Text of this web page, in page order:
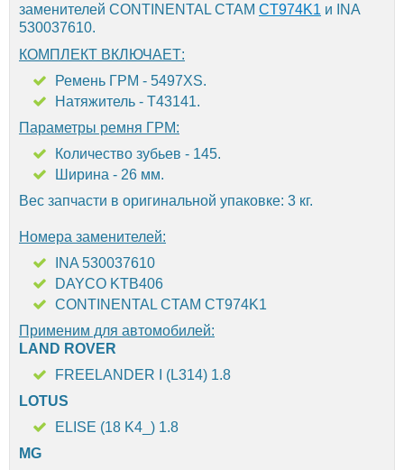
заменителей CONTINENTAL CTAM CT974K1 и INA
530037610.
КОМПЛЕКТ ВКЛЮЧАЕТ:
Ремень ГРМ - 5497XS.
Натяжитель - T43141.
Параметры ремня ГРМ:
Количество зубьев - 145.
Ширина - 26 мм.
Вес запчасти в оригинальной упаковке: 3 кг.
Номера заменителей:
INA 530037610
DAYCO KTB406
CONTINENTAL CTAM CT974K1
Применим для автомобилей:
LAND ROVER
FREELANDER I (L314) 1.8
LOTUS
ELISE (18 K4_) 1.8
MG